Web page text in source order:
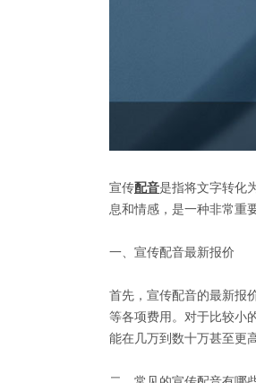
宣传配音是指将文字转化
息和情感，是一种非常重
一、宣传配音最新报价
首先，宣传配音的最新报
等各项费用。对于比较小
能在几万到数十万甚至更